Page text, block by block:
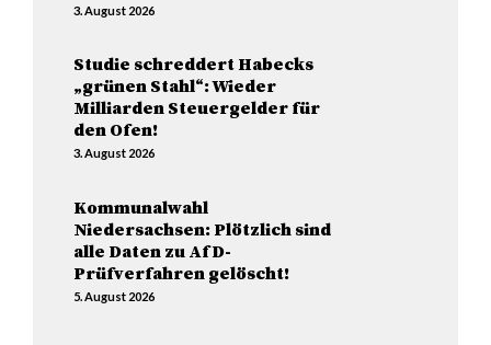
3. August 2026
Studie schreddert Habecks
„grünen Stahl“: Wieder
Milliarden Steuergelder für
den Ofen!
3. August 2026
Kommunalwahl
Niedersachsen: Plötzlich sind
alle Daten zu AfD-
Prüfverfahren gelöscht!
5. August 2026